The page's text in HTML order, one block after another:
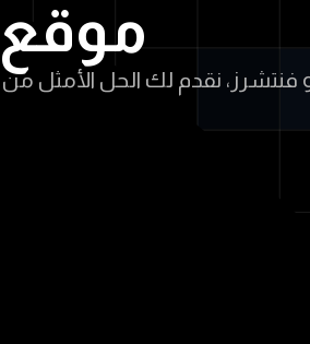
موقع
فنتشرز، نقدم لك الحل الأمثل